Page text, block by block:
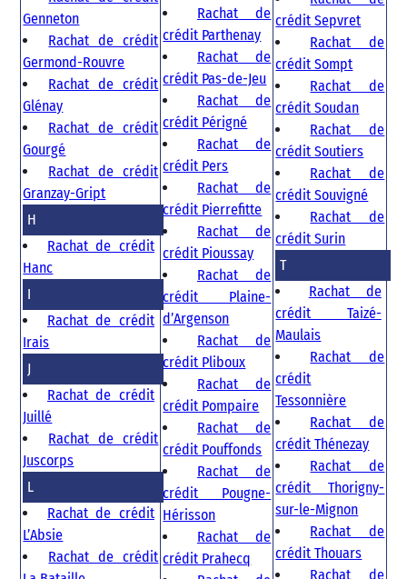
Genneton
Rachat de crédit
Germond-Rouvre
Rachat de crédit
Glénay
Rachat de crédit
Gourgé
Rachat de crédit
Granzay-Gript
H
Rachat de crédit
Hanc
I
Rachat de crédit
Irais
J
Rachat de crédit
Juillé
Rachat de crédit
Juscorps
L
Rachat de crédit
L’Absie
Rachat de crédit
Rachat de
crédit Parthenay
Rachat de
crédit Pas-de-Jeu
Rachat de
crédit Périgné
Rachat de
crédit Pers
Rachat de
crédit Pierrefitte
Rachat de
crédit Pioussay
Rachat de
crédit Plaine-
d’Argenson
Rachat de
crédit Pliboux
Rachat de
crédit Pompaire
Rachat de
crédit Pouffonds
Rachat de
crédit Pougne-
Hérisson
Rachat de
crédit Prahecq
crédit Sepvret
Rachat de
crédit Sompt
Rachat de
crédit Soudan
Rachat de
crédit Soutiers
Rachat de
crédit Souvigné
Rachat de
crédit Surin
T
Rachat de
crédit Taizé-
Maulais
Rachat de
crédit
Tessonnière
Rachat de
crédit Thénezay
Rachat de
crédit Thorigny-
sur-le-Mignon
Rachat de
crédit Thouars
Rachat de